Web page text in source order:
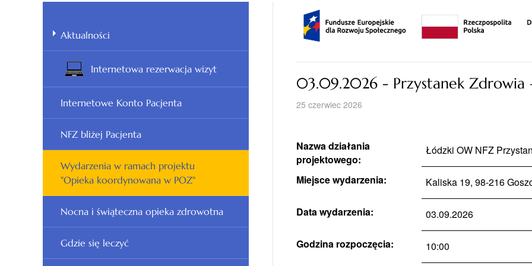
03.09.2026 - Przystanek Zdrowia
25 czerwiec 2026
Nazwa działania
projektowego:
Łódzki OW NFZ
Miejsce wydarzenia: Kaliska 19, 98-216
Data wydarzenia: 03.09.2026
Godzina rozpoczęcia: 10:00
Aktualności
Internetowa rezerwacja wizyt
Internetowe Konto Pacjenta
NFZ bliżej Pacjenta
Wydarzenia w ramach projektu
"Opieka koordynowana w POZ"
Nocna i świąteczna opieka zdrowotna
Gdzie się leczyć